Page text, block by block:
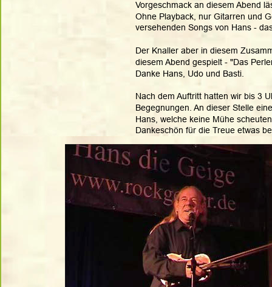
Vorgeschmack an diesem Abend
Ohne Playback, nur Gitarren und
versehenden Songs von Hans -
Der Knaller aber in diesem
diesem Abend gespielt - "Das
Danke Hans, Udo und Basti.
Nach dem Auftritt hatten wir bis 3
Begegnungen. An dieser Stelle
Hans, welche keine Mühe
Dankeschön für die Treue etwas